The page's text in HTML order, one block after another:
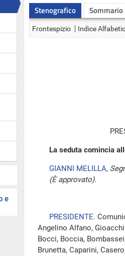
e
Stenografico Sommario
Frontespizio Indice
La seduta comincia
GIANNI MELILLA,
(È approvato).
PRESIDENTE.
Angelino Alfano,
Bocci, Boccia,
Brunetta, Caparini,